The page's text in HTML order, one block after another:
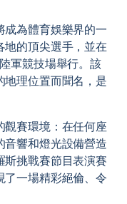
為體育娛樂界的一
地的頂尖選手，並在
軍競技場舉行。該
理位置而聞名，是
觀賽環境：在任何座
響和燈光設備營造
斯挑戰賽節目表演賽
一場精彩絕倫、令